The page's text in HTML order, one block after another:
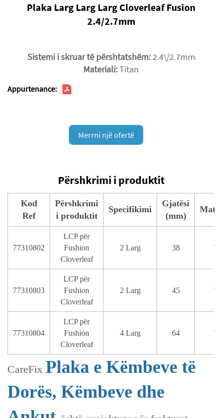
Plaka Larg Larg Larg Cloverleaf Fusion
2.4/2.7mm
Sistemi i skruar të përshtatshëm:2.4\/2.7mm
Materiali:Titan
Appurtenance:
Merrni një ofertë
Përshkrimi i produktit
Kod
Ref
Përshkrimi
i produktit
Specifikimi
Gjatësi
(mm)
77310802
LCP për
Fushion
Cloverleaf
2 Larg 38 T
77310803
LCP për
Fushion
Cloverleaf
2 Larg 45 T
77310804
LCP për
Fushion
Cloverleaf
4 Larg 64 T
CareFix Plaka e Këmbeve të
Dorës, Këmbeve dhe